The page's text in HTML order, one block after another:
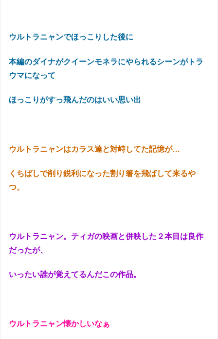
ウルトラニャンでほっこりした後に
本編のダイナがクイーンモネラにやられるシーンがトラ
ウマになって
ほっこりがすっ飛んだのはいい思い出
ウルトラニャンはカラス達と対峙してた記憶が…
くちばしで削り鋭利になった割り箸を飛ばして来るや
つ。
ウルトラニャン。ティガの映画と併映した２本目は良作
だったが、
いったい誰が覚えてるんだこの作品。
ウルトラニャン懐かしいなぁ